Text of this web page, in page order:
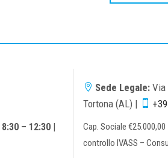
8:30 – 12:30|
 Sede Legale:Via
Tortona (AL) |

Cap. Sociale
controllo IVASS –